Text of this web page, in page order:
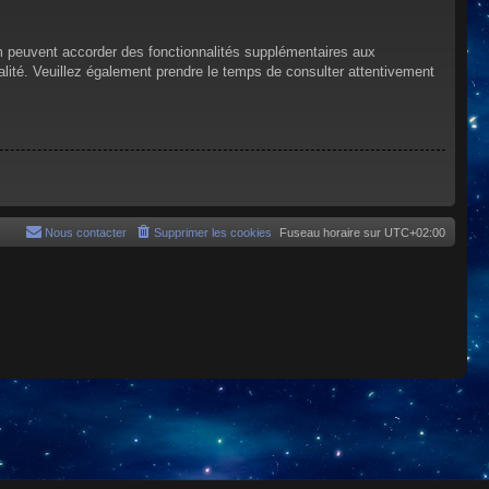
accorder des fonctionnalités supplémentaires aux
Veuillez également prendre le temps de consulter attentivement
Fuseau horaire sur UTC+02:00
Supprimer les cookies
Nous contacter